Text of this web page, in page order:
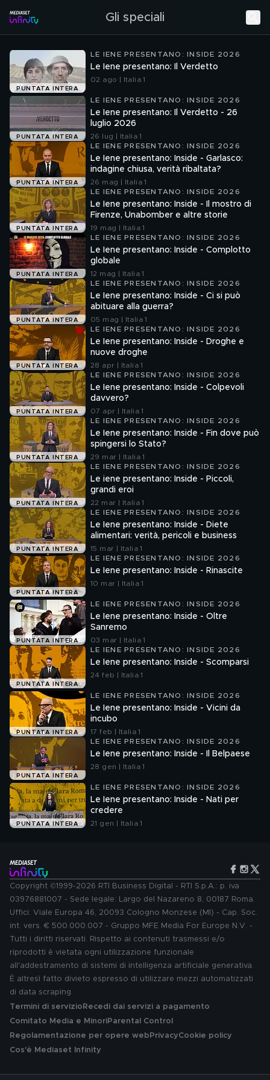
Gli speciali
PUNTATA INTERA
LE IENE PRESENTANO: INSIDE 2026
Le Iene presentano: Il Verdetto
02 ago | Italia 1
PUNTATA INTERA
LE IENE PRESENTANO: INSIDE 2026
Le Iene presentano: Il Verdetto - 26
luglio 2026
26 lug | Italia 1
PUNTATA INTERA
LE IENE PRESENTANO: INSIDE 2026
Le Iene presentano: Inside - Garlasco:
indagine chiusa, verità ribaltata?
26 mag | Italia 1
PUNTATA INTERA
LE IENE PRESENTANO: INSIDE 2026
Le Iene presentano: Inside - Il mostro di
Firenze, Unabomber e altre storie
19 mag | Italia 1
PUNTATA INTERA
LE IENE PRESENTANO: INSIDE 2026
Le Iene presentano: Inside - Complotto
globale
12 mag | Italia 1
PUNTATA INTERA
LE IENE PRESENTANO: INSIDE 2026
Le Iene presentano: Inside - Ci si può
abituare alla guerra?
05 mag | Italia 1
PUNTATA INTERA
LE IENE PRESENTANO: INSIDE 2026
Le Iene presentano: Inside - Droghe e
nuove droghe
28 apr | Italia 1
PUNTATA INTERA
LE IENE PRESENTANO: INSIDE 2026
Le Iene presentano: Inside - Colpevoli
davvero?
07 apr | Italia 1
PUNTATA INTERA
LE IENE PRESENTANO: INSIDE 2026
Le Iene presentano: Inside - Fin dove può
spingersi lo Stato?
29 mar | Italia 1
PUNTATA INTERA
LE IENE PRESENTANO: INSIDE 2026
Le iene presentano: Inside - Piccoli,
grandi eroi
22 mar | Italia 1
PUNTATA INTERA
LE IENE PRESENTANO: INSIDE 2026
Le Iene presentano: Inside - Diete
alimentari: verità, pericoli e business
15 mar | Italia 1
PUNTATA INTERA
LE IENE PRESENTANO: INSIDE 2026
Le Iene presentano: Inside - Rinascite
10 mar | Italia 1
PUNTATA INTERA
LE IENE PRESENTANO: INSIDE 2026
Le Iene presentano: Inside - Oltre
Sanremo
03 mar | Italia 1
PUNTATA INTERA
LE IENE PRESENTANO: INSIDE 2026
Le Iene presentano: Inside - Scomparsi
24 feb | Italia 1
PUNTATA INTERA
LE IENE PRESENTANO: INSIDE 2026
Le Iene presentano: Inside - Vicini da
incubo
17 feb | Italia 1
PUNTATA INTERA
LE IENE PRESENTANO: INSIDE 2026
Le Iene presentano: Inside - Il Belpaese
28 gen | Italia 1
PUNTATA INTERA
LE IENE PRESENTANO: INSIDE 2026
Le Iene presentano: Inside - Nati per
credere
21 gen | Italia 1
Copyright ©1999-2026 RTI Business Digital - RTI S.p.A.: p. iva
03976881007 - Sede legale: Largo del Nazareno 8, 00187 Roma.
Uffici: Viale Europa 46, 20093 Cologno Monzese (MI) - Cap. Soc.
int. vers. € 500.000.007 - Gruppo MFE Media For Europe N.V. -
Tutti i diritti riservati. Rispetto ai contenuti trasmessi e/o
riprodotti è vietata ogni utilizzazione funzionale
all'addestramento di sistemi di intelligenza artificiale generativa.
È altresì fatto divieto espresso di utilizzare mezzi automatizzati
di data scraping.
Termini di servizio Recedi dai servizi a pagamento
Comitato Media e MinoriParental Control
Regolamentazione per opere web PrivacyCookie policy
Cos'è Mediaset Infinity